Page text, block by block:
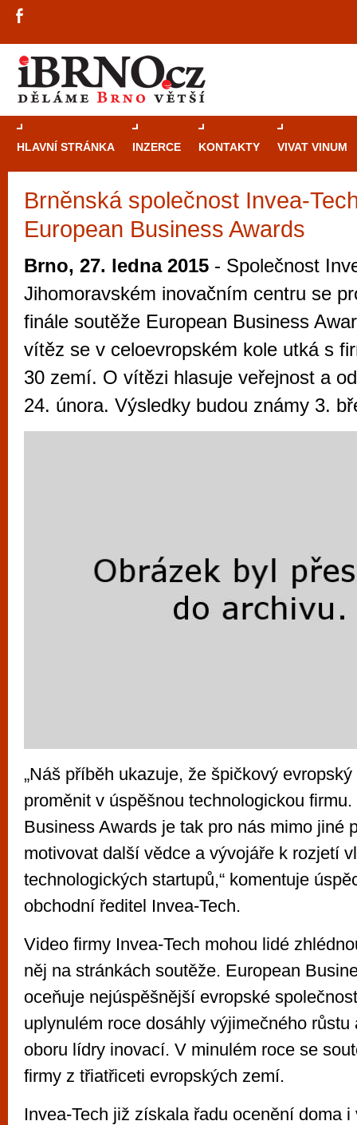
HLAVNÍ STRÁNKA INZERCE KONTAKTY VIVAT VINUM
Brněnská společnost Invea-
European Business Awards
Brno, 27. ledna 2015 - Společnost
Jihomoravském inovačním centru se
finále soutěže European Business
vítěz se v celoevropském kole utká s
30 zemí. O vítězi hlasuje veřejnost a
24. února. Výsledky budou známy 3.
„Náš příběh ukazuje, že špičkový
proměnit v úspěšnou technologickou
Business Awards je tak pro nás mimo jiné
motivovat další vědce a vývojáře k rozjetí
technologických startupů,“ komentuje
obchodní ředitel Invea-Tech.
Video firmy Invea-Tech mohou lidé
něj na stránkách soutěže. European
oceňuje nejúspěšnější evropské
uplynulém roce dosáhly výjimečného růstu
oboru lídry inovací. V minulém roce se
firmy z třiatřiceti evropských zemí.
Invea-Tech již získala řadu ocenění doma
Průvodce
Brně: Od
Brno je
zajímavé
restaurace,
Mimo jiné je ale také místem, kde si
vyzkoušet různé kasinové hry. V
metropoli naleznete širokou nabídku her
po moderní automaty jak pro pravidelné
příležitostné hráče. V...